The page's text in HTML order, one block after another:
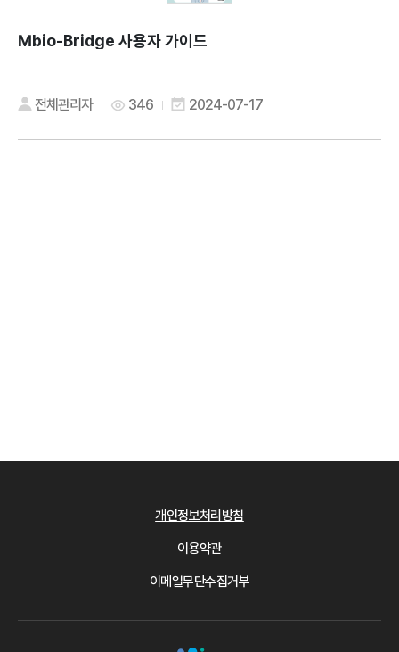
Mbio-Bridge 사용자 가이드
전체관리자 346 2024-07-17
개인정보처리방침
이용약관
이메일무단수집거부